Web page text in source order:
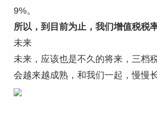
9%。
所以，到目前为止，我们增值税税
未来
未来，应该也是不久的将来，三档
会越来越成熟，和我们一起，慢慢长